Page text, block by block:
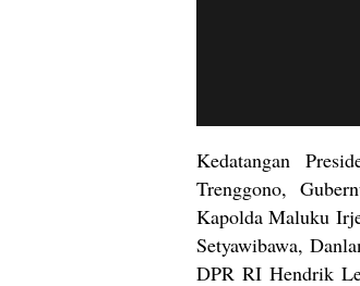
Kedatangan
Trenggono,
Kapolda Maluku
Setyawibawa,
DPR RI Hendrik